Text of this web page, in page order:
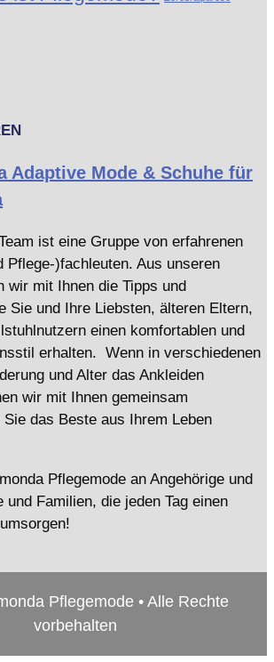
Adaptive Mode & Schuhe für
ist eine Gruppe von erfahrenen
Pflege-)fachleuten. Aus unseren
wir mit Ihnen die Tipps und
Sie und Ihre Liebsten, älteren Eltern,
einen komfortablen und
erhalten. Wenn in verschiedenen
und Alter das Ankleiden
wir mit Ihnen gemeinsam
das Beste aus Ihrem Leben
Pflegemode an Angehörige und
und Familien, die jeden Tag einen
Pflegemode • Alle Rechte
vorbehalten